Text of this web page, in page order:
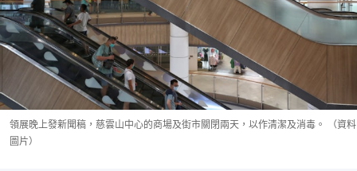
領展晚上發新聞稿，慈雲山中心的商場及街市關閉兩天，以作清潔及消毒。 （資料
圖片）